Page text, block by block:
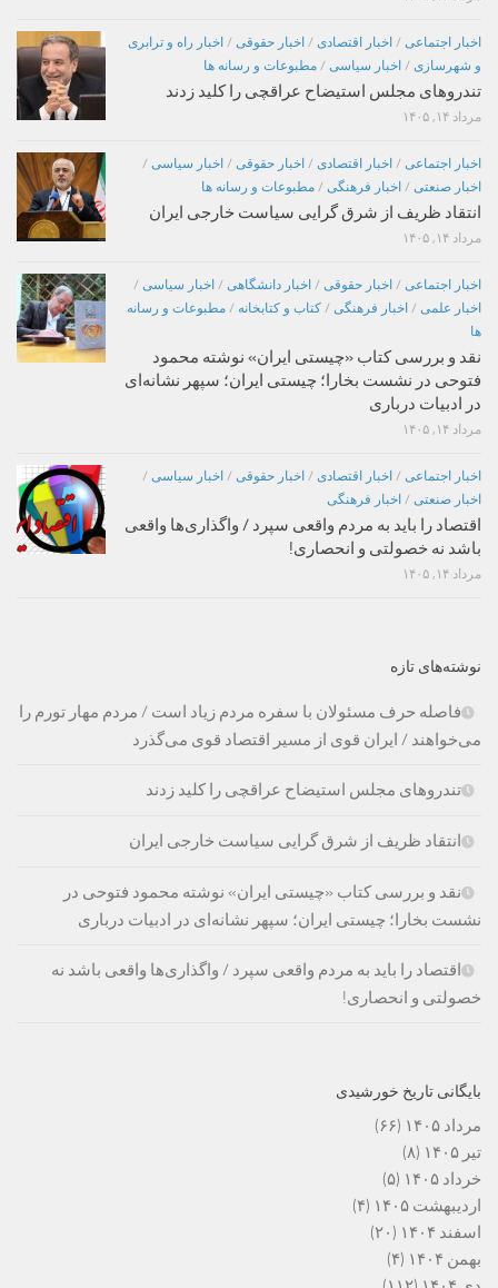
اخبار اجتماعی / اخبار اقتصادی / اخبار حقوقی / اخبار راه و ترابری
و شهرسازی / اخبار سیاسی / مطبوعات و رسانه ها
تندروهای مجلس استیضاح عراقچی را کلید زدند
مرداد ۱۴, ۱۴۰۵
اخبار اجتماعی / اخبار اقتصادی / اخبار حقوقی / اخبار سیاسی /
اخبار صنعتی / اخبار فرهنگی / مطبوعات و رسانه ها
انتقاد ظریف از شرق گرایی سیاست خارجی ایران
مرداد ۱۴, ۱۴۰۵
اخبار اجتماعی / اخبار حقوقی / اخبار دانشگاهی / اخبار سیاسی /
اخبار علمی / اخبار فرهنگی / کتاب و کتابخانه / مطبوعات و رسانه
ها
نقد و بررسی کتاب «چیستی ایران» نوشته محمود
فتوحی در نشست بخارا؛ چیستی ایران؛ سپهر نشانه‌ای
در ادبیات درباری
مرداد ۱۴, ۱۴۰۵
اخبار اجتماعی / اخبار اقتصادی / اخبار حقوقی / اخبار سیاسی /
اخبار صنعتی / اخبار فرهنگی
اقتصاد را باید به مردم واقعی سپرد / واگذاری‌ها واقعی
باشد نه خصولتی و انحصاری!
مرداد ۱۴, ۱۴۰۵
نوشته‌های تازه
فاصله حرف مسئولان با سفره مردم زیاد است / مردم مهار تورم را
می‌خواهند / ایران قوی از مسیر اقتصاد قوی می‌گذرد
تندروهای مجلس استیضاح عراقچی را کلید زدند
انتقاد ظریف از شرق گرایی سیاست خارجی ایران
نقد و بررسی کتاب «چیستی ایران» نوشته محمود فتوحی در
نشست بخارا؛ چیستی ایران؛ سپهر نشانه‌ای در ادبیات درباری
اقتصاد را باید به مردم واقعی سپرد / واگذاری‌ها واقعی باشد نه
خصولتی و انحصاری!
بایگانی تاریخ خورشیدی
مرداد ۱۴۰۵
(۶۶)
تیر ۱۴۰۵
(۸)
خرداد ۱۴۰۵
(۵)
اردیبهشت ۱۴۰۵
(۴)
اسفند ۱۴۰۴
(۲۰)
بهمن ۱۴۰۴
(۴)